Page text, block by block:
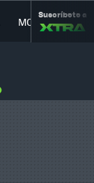
MOVILIDAD
Suscríbete a